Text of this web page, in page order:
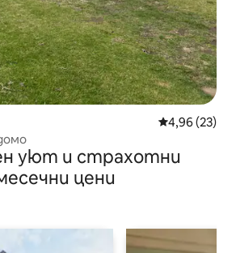
Средна
4,96 (23)
уют и страхотни
цени